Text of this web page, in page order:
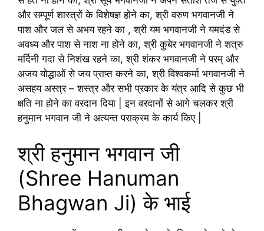
और सम्पूर्ण शास्त्रों के विशेषज्ञ होने का, श्री वरुण भगवानजी ने
पाश और जल से अभय रहने का , श्री यम भगवानजी ने यमदंड से
अवध्य और पाश से नाश ना होने का, श्री कुबेर भगवानजी ने शत्रु
मर्दिनी गदा से निशंख रहने का, श्री शंकर भगवानजी ने परम् और
अजय योद्धाओं से जय प्राप्त करने का, श्री विश्वकर्मा भगवानजी ने
असहय अस्त्र – शस्त्र और सभी प्रकार के यंत्र आदि से कुछ भी
क्षति ना होने का वरदान दिया | इन वरदानों से आगे चलकर श्री
हनुमान भगवान जी ने अत्यन्त पराक्रम के कार्य किए |
श्री हनुमान भगवान जी
(Shree Hanuman
Bhagwan Ji) के भाई